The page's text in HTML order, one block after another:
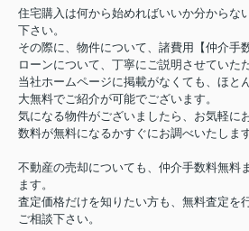
住宅購入は何から始めればいいか分からな
下さい。
その際に、物件について、諸費用【仲介手
ローンについて、丁寧にご説明させていた
当社ホームページに掲載がなくても、ほと
大無料でご紹介が可能でございます。
気になる物件がございましたら、お気軽に
数料が無料になるかすぐにお調べいたします
不動産の売却についても、仲介手数料無料
ます。
査定価格だけを知りたい方も、無料査定を
ご相談下さい。